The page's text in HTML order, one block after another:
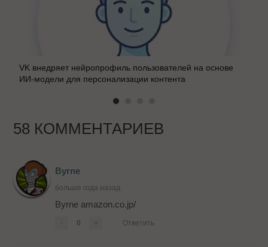
VK внедряет нейропрофиль пользователей на основе
ИИ-модели для персонализации контента
58 КОММЕНТАРИЕВ
Byrne
больше года назад
Byrne amazon.co.jp/
0 Ответить